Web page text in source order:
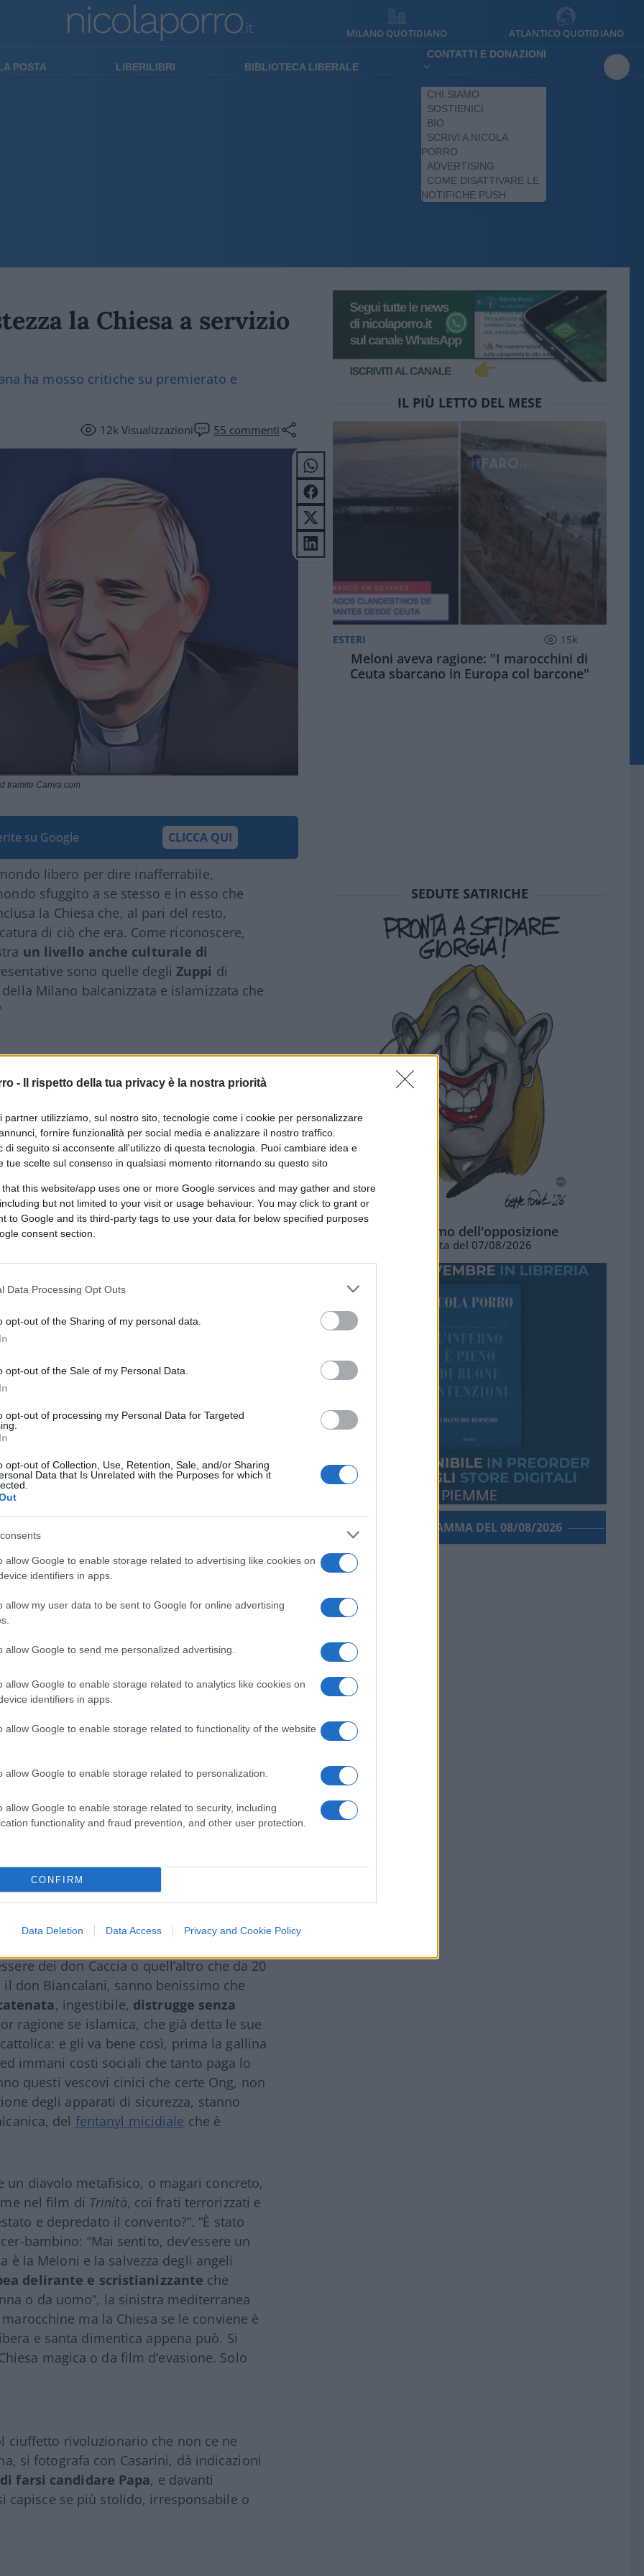
- Il rispetto della tua privacy è la nostra priorità
partner utilizziamo, sul nostro sito, tecnologie come i cookie per personalizzare
fornire funzionalità per social media e analizzare il nostro traffico.
di seguito si acconsente all'utilizzo di questa tecnologia. Puoi cambiare idea e
tue scelte sul consenso in qualsiasi momento ritornando su questo sito
that this website/app uses one or more Google services and may gather and store
but not limited to your visit or usage behaviour. You may click to grant or
to Google and its third-party tags to use your data for below specified purposes
consent section.
Data Processing Opt Outs
opt-out of the Sharing of my personal data.
opt-out of the Sale of my Personal Data.
opt-out of processing my Personal Data for Targeted
opt-out of Collection, Use, Retention, Sale, and/or Sharing
Data that Is Unrelated with the Purposes for which it
allow Google to enable storage related to advertising like cookies on
identifiers in apps.
allow my user data to be sent to Google for online advertising
allow Google to send me personalized advertising.
allow Google to enable storage related to analytics like cookies on
identifiers in apps.
allow Google to enable storage related to functionality of the website
allow Google to enable storage related to personalization.
allow Google to enable storage related to security, including
functionality and fraud prevention, and other user protection.
CONFIRM
Data Deletion Data Access Privacy and Cookie Policy
MILANO QUOTIDIANO ATLANTICO QUOTIDIANO
POSTA LIBERILIBRI BIBLIOTECA LIBERALE
CONTATTI E DONAZIONI
CHI SIAMO
SOSTIENICI
BIO
SCRIVI A NICOLA
PORRO
ADVERTISING
COME DISATTIVARE LE
NOTIFICHE PUSH
la Chiesa a servizio
ha mosso critiche su premierato e
12kVisualizzazioni 55 commenti
tramite Canva.com
su Google CLICCA QUI
libero per dire inafferrabile,
sfuggito a se stesso e in esso che
la Chiesa che, al pari del resto,
di ciò che era. Come riconoscere,
un livello anche culturale di
sono quelle degli Zuppi di
Milano balcanizzata e islamizzata che
e vernacolari sfugge a una Chiesa che gli
a se stessa la Chiesa che rinnega
in mano alle Ong, alla banda Casarini
in cambio una ingratitudine giudesca,
dell’antagonismo veneto incassa. Che
strategico, capire prima di tutti
con l’aria di chi accoglie ,quasi
al nuovo potere che saprà
dirigere secondo i suoi scopi?
miserabile e sconcertante nel
nell’entrare non con passo
nelle faccende mondane e
di potere. Che parla a fare un capo dei
con la Meloni quasi fosse
peggio che gregaria, questa Chiesa
vota, la sinistra salottiera e pro Hamas, e
, la mollano. Memori ancora delle
con la mascherina, le
novax, i templi sbarrati, i troppi
più da setta di regime, da clero
ragionante, prudente, comunque riferita
o Mattarella. Ma per Zuppi andava bene
dell’odio, con talebano furore. Poi
rende conto la Chiesa sfuggita a se
sono sempre più disertati? Certo
ragioni di bottega, ma alla Cei, ai Delpini
il ramadan.
che risolve tutto, la verità è
non trovano pastori in sintonia
il Lucio Dalla di “Telefonami tra
di capirti”. Milano e l’Italia balcanizzati,
ne vogliono di più, lasciate fre alla Ong
cristiani distratti, tutt’altro, non
fuor dalla grazia d’Iddio, tutt’altro, per
orientato con ogni evidenza alla
di “mafia capitale”: coi negri si fanno
dei don Caccia o quell’altro che da 20
don Biancalani, sanno benissimo che
, ingestibile, distrugge senza
ragione se islamica, che già detta le sue
e gli va bene così, prima la gallina
immani costi sociali che tanto paga lo
questi vescovi cinici che certe Ong, non
degli apparati di sicurezza, stanno
del fentanyl micidiale che è
un diavolo metafisico, o magari concreto,
nel film di Trinità, coi frati terrorizzati e
e depredato il convento?”. “È stato
bambino: “Mai sentito, dev’essere un
è la Meloni e la salvezza degli angeli
delirante e scristianizzante che
o da uomo”, la sinistra mediterranea
ma la Chiesa se le conviene è
e santa dimentica appena può. Si
magica o da film d’evasione. Solo
ciuffetto rivoluzionario che non ce ne
si fotografa con Casarini, dà indicazioni
farsi candidare Papa, e davanti
capisce se più stolido, irresponsabile o
IL PIÙ LETTO DEL MESE
ESTERI 15k
Meloni aveva ragione: "I marocchini di
Ceuta sbarcano in Europa col barcone"
SEDUTE SATIRICHE
L'ottimismo dell'opposizione
Vignetta del 07/08/2026
PORROGRAMMA DEL 08/08/2026